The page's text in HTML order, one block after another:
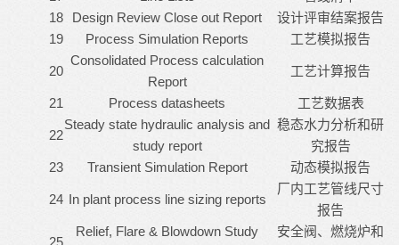
18
Design Review Close out Report
设计评审结案报告
19
Process Simulation Reports 工艺模拟报告
20
Consolidated Process calculation
Report
工艺计算报告
21 Process datasheets 工艺数据表
22
Steady state hydraulic analysis and
study report
稳态水力分析和研
究报告
23
Transient Simulation Report 动态模拟报告
24 In plant process line sizing reports
厂内工艺管线尺寸
报告
25
Relief, Flare & Blowdown Study
安全阀、燃烧炉和